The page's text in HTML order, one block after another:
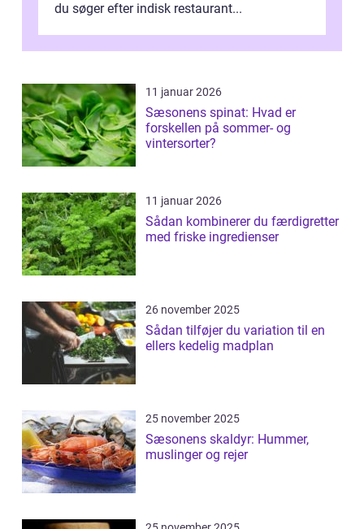
du søger efter indisk restaurant...
11 januar 2026
Sæsonens spinat: Hvad er
forskellen på sommer- og
vintersorter?
11 januar 2026
Sådan kombinerer du færdigretter
med friske ingredienser
26 november 2025
Sådan tilføjer du variation til en
ellers kedelig madplan
25 november 2025
Sæsonens skaldyr: Hummer,
muslinger og rejer